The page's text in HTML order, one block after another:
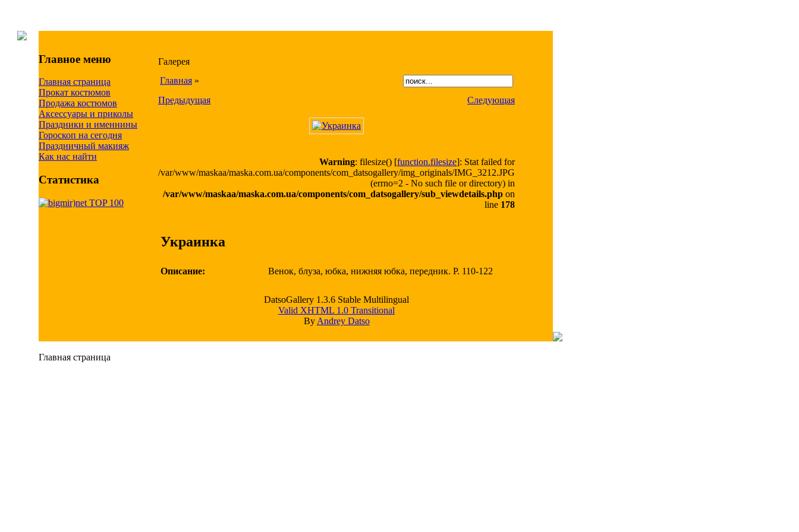
Главное меню
Главная страница
Прокат костюмов
Продажа костюмов
Аксессуары и приколы
Праздники и именнины
Гороскоп на сегодня
Праздничный макияж
Как нас найти
Статистика
Галерея
Главная »
Предыдущая
Следующая
Warning: filesize() [function.filesize]: Stat failed for
/var/www/maskaa/maska.com.ua/components/com_datsogallery/img_originals/IMG_3212.JPG
(errno=2 - No such file or directory) in
/var/www/maskaa/maska.com.ua/components/com_datsogallery/sub_viewdetails.php on
line 178
Украинка
Описание: Венок, блуза, юбка, нижняя юбка, передник. Р. 110-122
DatsoGallery 1.3.6 Stable Multilingual
Valid XHTML 1.0 Transitional
By Andrey Datso
Главная страница